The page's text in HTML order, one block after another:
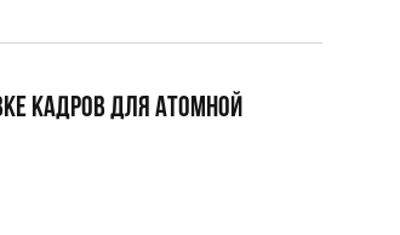
КАДРОВ ДЛЯ АТОМНОЙ